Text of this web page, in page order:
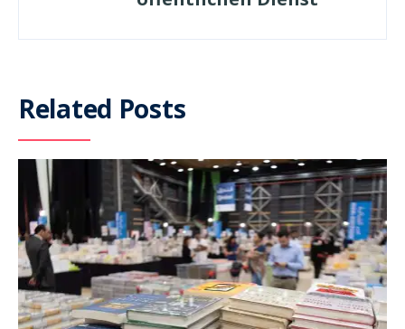
Related Posts